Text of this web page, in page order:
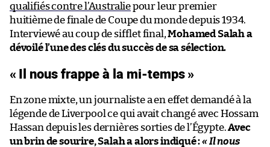
qualifiés contre l’Australiepour leur premier
huitième de finale de Coupe du monde depuis 1934.
Interviewé au coup de sifflet final,Mohamed Salah a
dévoilé l’une des clés du succès de sa sélection.
« Il nous frappe à la mi-temps »
En zone mixte, un journaliste a en effet demandé à la
légende de Liverpool ce qui avait changé avec Hossam
Hassan depuis les dernières sorties de l’Égypte.Avec
un brin de sourire, Salah a alors indiqué :« Il nous